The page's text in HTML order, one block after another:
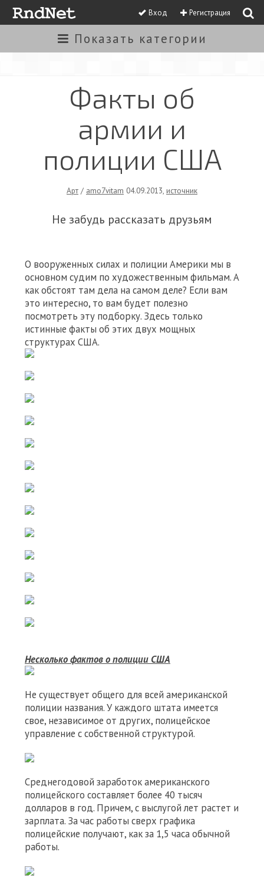
Вход Регистрация
Показать категории
Факты об
армии и
полиции США
Арт / amo7vitam 04.09.2013, источник
Не забудь рассказать друзьям
О вооруженных силах и полиции Америки мы в
основном судим по художественным фильмам. А
как обстоят там дела на самом деле? Если вам
это интересно, то вам будет полезно
посмотреть эту подборку. Здесь только
истинные факты об этих двух мощных
структурах США.
Несколько фактов о полиции США
Не существует общего для всей американской
полиции названия. У каждого штата имеется
свое, независимое от других, полицейское
управление с собственной структурой.
Среднегодовой заработок американского
полицейского составляет более 40 тысяч
долларов в год. Причем, с выслугой лет растет и
зарплата. За час работы сверх графика
полицейские получают, как за 1,5 часа обычной
работы.